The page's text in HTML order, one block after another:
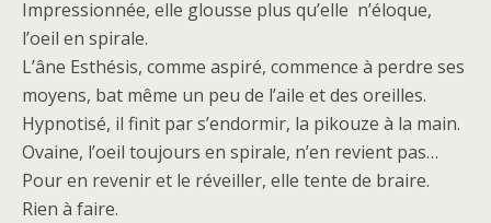
Impressionnée, elle glousse plus qu’elle n’éloque,
l’oeil en spirale.
L’âne Esthésis, comme aspiré, commence à perdre ses
moyens, bat même un peu de l’aile et des oreilles.
Hypnotisé, il finit par s’endormir, la pikouze à la main.
Ovaine, l’oeil toujours en spirale, n’en revient pas…
Pour en revenir et le réveiller, elle tente de braire.
Rien à faire.